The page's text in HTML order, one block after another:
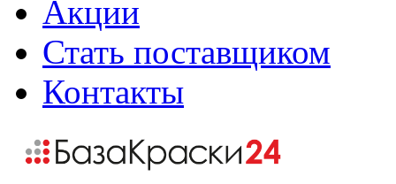
Акции
Стать поставщиком
Контакты